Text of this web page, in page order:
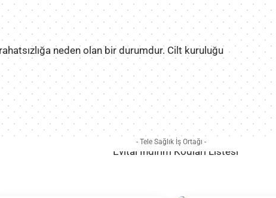
neden olan bir durumdur. Cilt kuruluğu
- Tele Sağlık İş Ortağı -